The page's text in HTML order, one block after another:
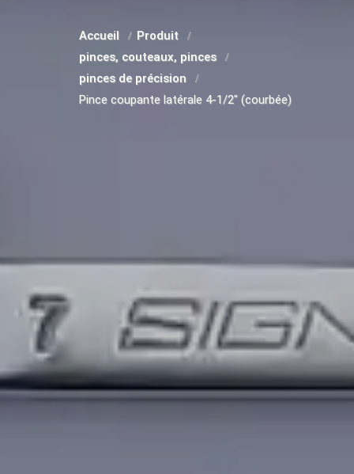
Accueil
Produit
pinces, couteaux, pinces
pinces de précision
Pince coupante latérale 4-1/2" (courbée)